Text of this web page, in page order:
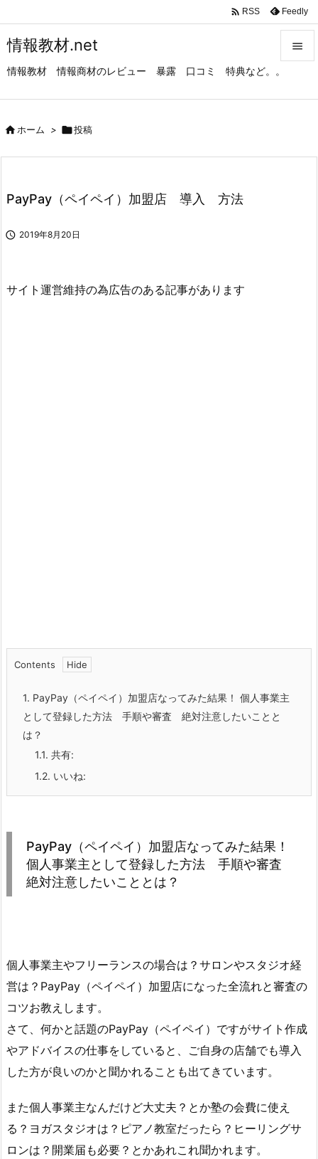
情報教材.net
情報教材 情報商材のレビュー 暴露 口コミ 特典など。。

 RSS Feedly
ホーム > 投稿
PayPay（ペイペイ）加盟店 導入 方法
 2019年8月20日
サイト運営維持の為広告のある記事があります
Contents
1. PayPay（ペイペイ）加盟店なってみた結果！ 個人事業主
として登録した方法 手順や審査 絶対注意したいことと
は？
1.1. 共有:
1.2. いいね:
PayPay（ペイペイ）加盟店なってみた結果！
個人事業主として登録した方法 手順や審査
絶対注意したいこととは？
個人事業主やフリーランスの場合は？サロンやスタジオ経
営は？PayPay（ペイペイ）加盟店になった全流れと審査の
コツお教えします。
さて、何かと話題のPayPay（ペイペイ）ですがサイト作成
やアドバイスの仕事をしていると、ご自身の店舗でも導入
した方が良いのかと聞かれることも出てきています。
また個人事業主なんだけど大丈夫？とか塾の会費に使え
る？ヨガスタジオは？ピアノ教室だったら？ヒーリングサ
ロンは？開業届も必要？とかあれこれ聞かれます。